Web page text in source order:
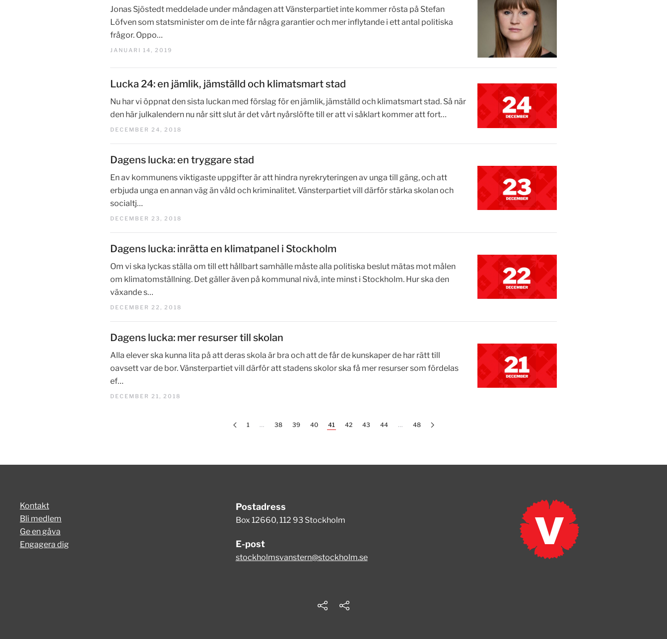
Jonas Sjöstedt meddelade under måndagen att Vänsterpartiet inte kommer rösta på Stefan
Löfven som statsminister om de inte får några garantier och mer inflytande i ett antal politiska
frågor. Oppo…
JANUARI 14, 2019
Lucka 24: en jämlik, jämställd och klimatsmart stad
Nu har vi öppnat den sista luckan med förslag för en jämlik, jämställd och klimatsmart stad. Så när
den här julkalendern nu når sitt slut är det vårt nyårslöfte till er att vi såklart kommer att fort…
DECEMBER 24, 2018
Dagens lucka: en tryggare stad
En av kommunens viktigaste uppgifter är att hindra nyrekryteringen av unga till gäng, och att
erbjuda unga en annan väg än våld och kriminalitet. Vänsterpartiet vill därför stärka skolan och
socialtj…
DECEMBER 23, 2018
Dagens lucka: inrätta en klimatpanel i Stockholm
Om vi ska lyckas ställa om till ett hållbart samhälle måste alla politiska beslut mätas mot målen
om klimatomställning. Det gäller även på kommunal nivå, inte minst i Stockholm. Hur ska den
växande s…
DECEMBER 22, 2018
Dagens lucka: mer resurser till skolan
Alla elever ska kunna lita på att deras skola är bra och att de får de kunskaper de har rätt till
oavsett var de bor. Vänsterpartiet vill därför att stadens skolor ska få mer resurser som fördelas
ef…
DECEMBER 21, 2018
1 … 38 39 40 41 42 43 44 … 48
Kontakt
Bli medlem
Ge en gåva
Engagera dig
Postadress
Box 12660, 112 93 Stockholm
E-post
stockholmsvanstern@stockholm.se